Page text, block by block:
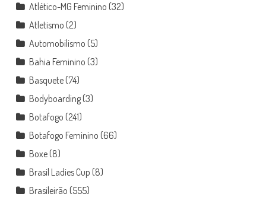
Atlético-MG Feminino (32)
Atletismo (2)
Automobilismo (5)
Bahia Feminino (3)
Basquete(74)
Bodyboarding(3)
Botafogo (241)
Botafogo Feminino (66)
Boxe(8)
Brasil Ladies Cup (8)
Brasileirão (555)